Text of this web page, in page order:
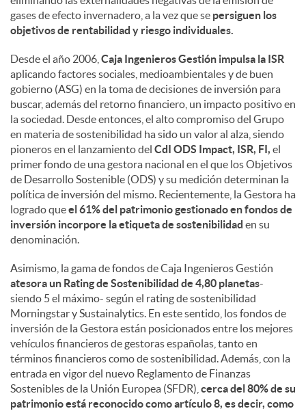
gases de efecto invernadero, a la vez que se persiguen los
objetivos de rentabilidad y riesgo individuales.
Desde el año 2006, Caja Ingenieros Gestión impulsa la ISR
aplicando factores sociales, medioambientales y de buen
gobierno (ASG) en la toma de decisiones de inversión para
buscar, además del retorno financiero, un impacto positivo en
la sociedad. Desde entonces, el alto compromiso del Grupo
en materia de sostenibilidad ha sido un valor al alza, siendo
pioneros en el lanzamiento del CdI ODS Impact, ISR, FI, el
primer fondo de una gestora nacional en el que los Objetivos
de Desarrollo Sostenible (ODS) y su medición determinan la
política de inversión del mismo. Recientemente, la Gestora ha
logrado queel 61% del patrimonio gestionado en fondos de
inversión incorpore la etiqueta de sostenibilidad en su
denominación.
Asimismo, la gama de fondos de Caja Ingenieros Gestión
atesora un Rating de Sostenibilidad de 4,80 planetas-
siendo 5 el máximo- según el rating de sostenibilidad
Morningstar y Sustainalytics. En este sentido, los fondos de
inversión de la Gestora están posicionados entre los mejores
vehículos financieros de gestoras españolas, tanto en
términos financieros como de sostenibilidad. Además, con la
entrada en vigor del nuevo Reglamento de Finanzas
Sostenibles de la Unión Europea (SFDR), cerca del 80% de su
patrimonio está reconocido como artículo 8, es decir, como